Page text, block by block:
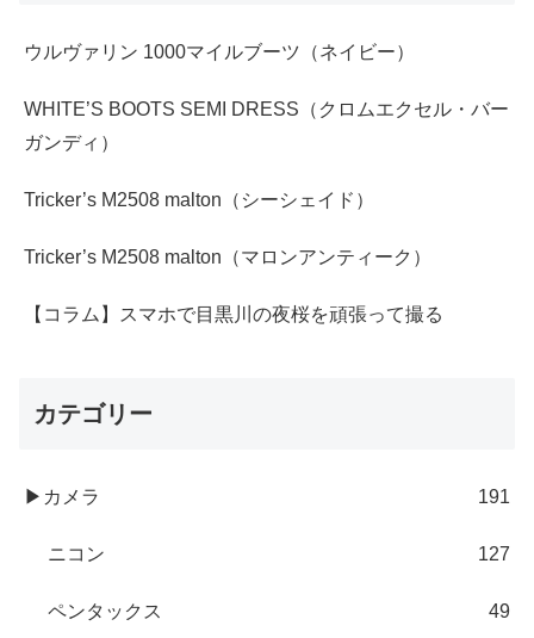
ウルヴァリン 1000マイルブーツ（ネイビー）
WHITE’S BOOTS SEMI DRESS（クロムエクセル・バー
ガンディ）
Tricker’s M2508 malton（シーシェイド）
Tricker’s M2508 malton（マロンアンティーク）
【コラム】スマホで目黒川の夜桜を頑張って撮る
カテゴリー
▶カメラ 191
ニコン 127
ペンタックス 49